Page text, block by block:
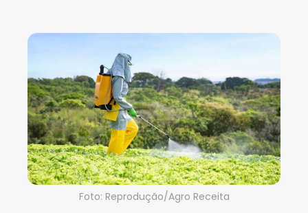
Foto: Reprodução/Agro Receita